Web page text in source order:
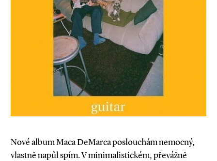
Nové album Maca DeMarca poslouchám nemocný,
vlastně napůl spím. V minimalistickém, převážně